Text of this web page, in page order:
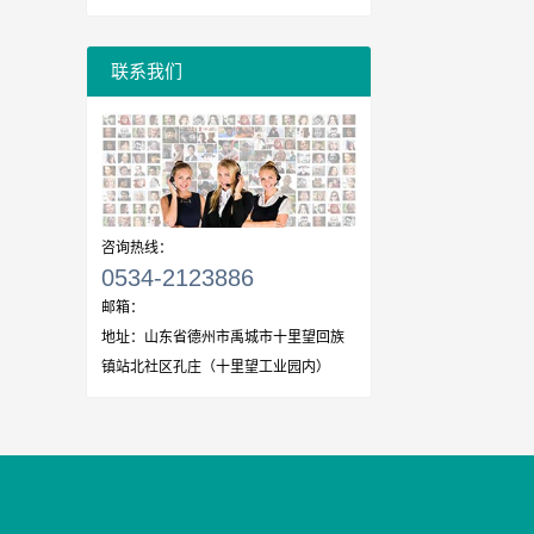
联系我们
咨询热线：
0534-2123886
邮箱：
地址： 山东省德州市禹城市十里望回族
镇站北社区孔庄（十里望工业园内）